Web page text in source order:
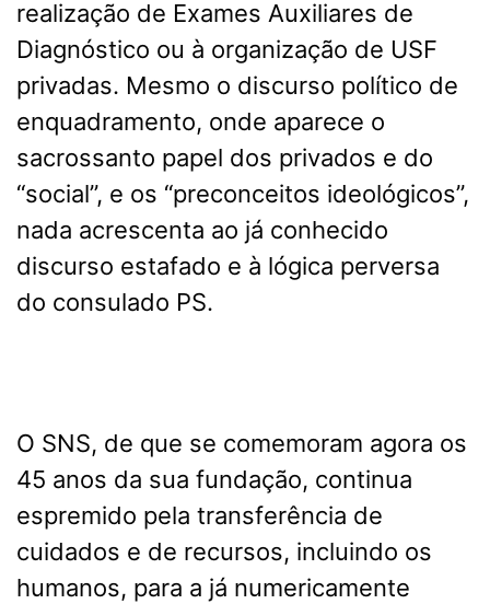
realização de Exames Auxiliares de
Diagnóstico ou à organização de USF
privadas. Mesmo o discurso político de
enquadramento, onde aparece o
sacrossanto papel dos privados e do
“social”, e os “preconceitos ideológicos”,
nada acrescenta ao já conhecido
discurso estafado e à lógica perversa
do consulado PS.
O SNS, de que se comemoram agora os
45 anos da sua fundação, continua
espremido pela transferência de
cuidados e de recursos, incluindo os
humanos, para a já numericamente